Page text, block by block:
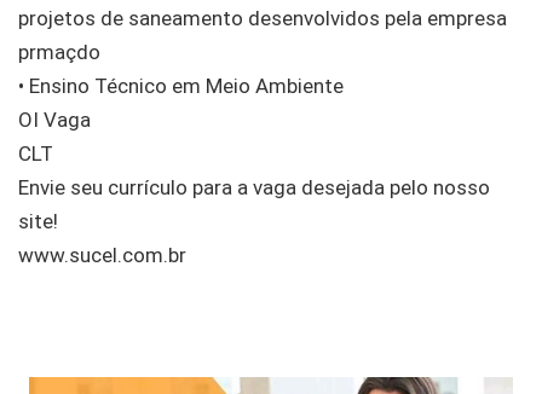
projetos de saneamento desenvolvidos pela empresa
prmaçdo
• Ensino Técnico em Meio Ambiente
OI Vaga
CLT
Envie seu currículo para a vaga desejada pelo nosso
site!
www.sucel.com.br